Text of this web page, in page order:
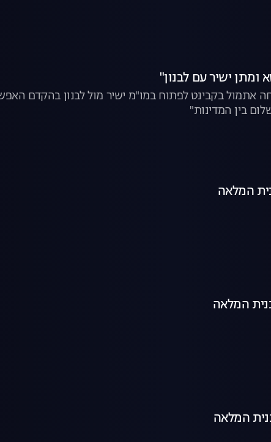
ומתן ישיר עם לבנון"
אתמול בקבינט לפתוח במו"מ ישיר מול לבנון בהקדם
בין המדינות"